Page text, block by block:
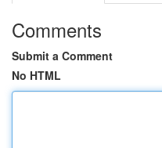
Comments
Submit a Comment
No HTML